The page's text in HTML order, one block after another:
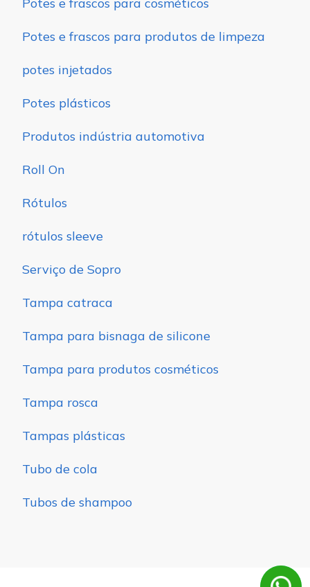
Potes e frascos para cosméticos
Potes e frascos para produtos de limpeza
potes injetados
Potes plásticos
Produtos indústria automotiva
Roll On
Rótulos
rótulos sleeve
Serviço de Sopro
Tampa catraca
Tampa para bisnaga de silicone
Tampa para produtos cosméticos
Tampa rosca
Tampas plásticas
Tubo de cola
Tubos de shampoo